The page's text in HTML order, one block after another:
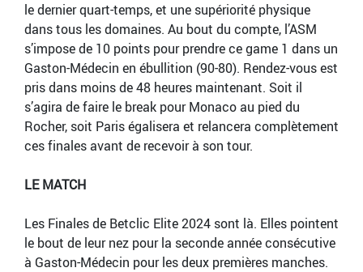
le dernier quart-temps, et une supériorité physique
dans tous les domaines. Au bout du compte, l’ASM
s’impose de 10 points pour prendre ce game 1 dans un
Gaston-Médecin en ébullition (90-80). Rendez-vous est
pris dans moins de 48 heures maintenant. Soit il
s’agira de faire le break pour Monaco au pied du
Rocher, soit Paris égalisera et relancera complètement
ces finales avant de recevoir à son tour.
LE MATCH
Les Finales de Betclic Elite 2024 sont là. Elles pointent
le bout de leur nez pour la seconde année consécutive
à Gaston-Médecin pour les deux premières manches.